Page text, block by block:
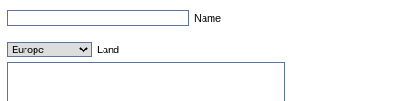
Name
Land